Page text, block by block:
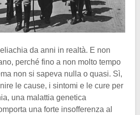
da anni in realtà. E non
perché fino a non molto tempo
non si sapeva nulla o quasi. Sì,
le cause, i sintomi e le cure per
una malattia genetica
una forte insofferenza al